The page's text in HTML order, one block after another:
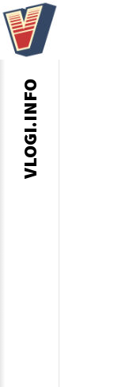
VLOGI.INFO